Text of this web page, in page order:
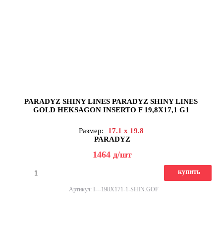
PARADYZ SHINY LINES PARADYZ SHINY LINES
GOLD HEKSAGON INSERTO F 19,8X17,1 G1
Размер:
17.1 x 19.8
PARADYZ
1464 д/шт
купить
Артикул: I---198X171-1-SHIN.GOF